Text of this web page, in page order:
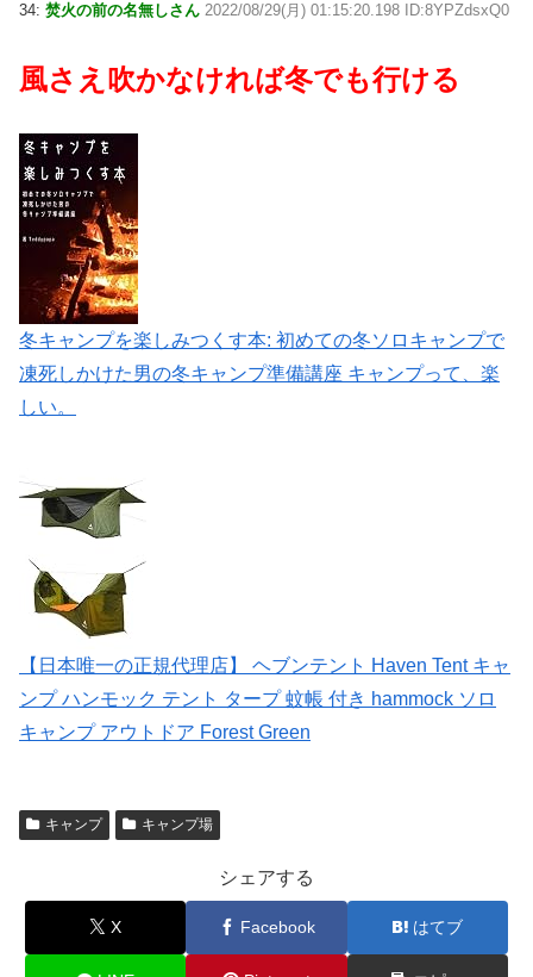
34: 焚火の前の名無しさん 2022/08/29(月) 01:15:20.198 ID:8YPZdsxQ0
風さえ吹かなければ冬でも行ける
冬キャンプを楽しみつくす本: 初めての冬ソロキャンプで
凍死しかけた男の冬キャンプ準備講座 キャンプって、楽
しい。
【日本唯一の正規代理店】 ヘブンテント Haven Tent キャ
ンプ ハンモック テント タープ 蚊帳 付き hammock ソロ
キャンプ アウトドア Forest Green
キャンプ キャンプ場
シェアする
X Facebook はてブ